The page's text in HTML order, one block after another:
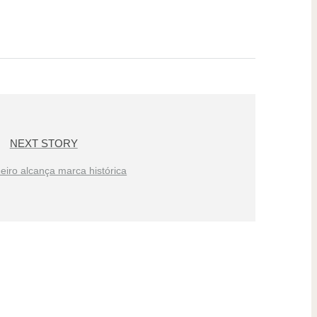
NEXT STORY
alcança marca histórica